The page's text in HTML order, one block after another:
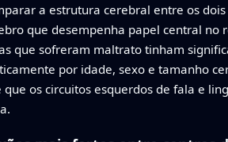
a estrutura cerebral entre os
que desempenha papel central no
que sofreram maltrato tinham
por idade, sexo e tamanho
que os circuitos esquerdos de fala e